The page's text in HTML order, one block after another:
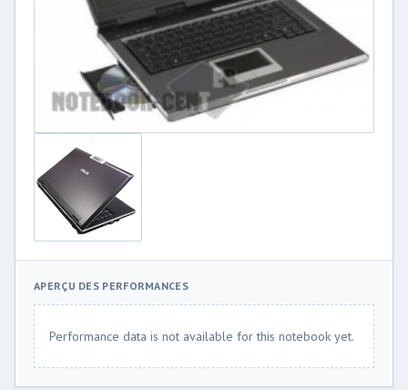
APERÇU DES PERFORMANCES
Performance data is not available for this notebook yet.